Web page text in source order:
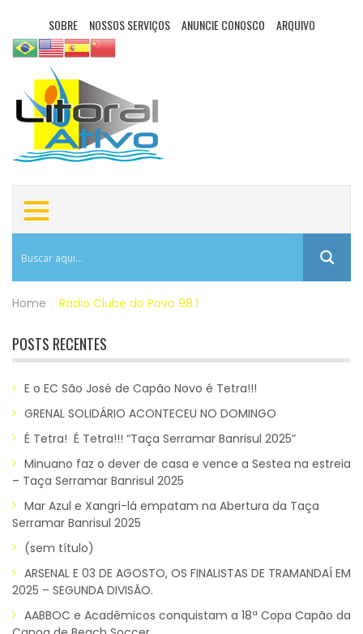
SOBRE NOSSOS SERVIÇOS ANUNCIE CONOSCO ARQUIVO
Home Rádio Clube do Povo 98.1
POSTS RECENTES
E o EC São José de Capão Novo é Tetra!!!
GRENAL SOLIDÁRIO ACONTECEU NO DOMINGO
É Tetra! É Tetra!!! “Taça Serramar Banrisul 2025”
Minuano faz o dever de casa e vence a Sestea na estreia
– Taça Serramar Banrisul 2025
Mar Azul e Xangri-lá empatam na Abertura da Taça
Serramar Banrisul 2025
(sem título)
ARSENAL E 03 DE AGOSTO, OS FINALISTAS DE TRAMANDAÍ EM
2025 – SEGUNDA DIVISÃO.
AABBOC e Acadêmicos conquistam a 18ª Copa Capão da